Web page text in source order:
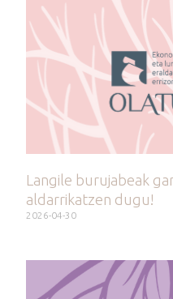
Langile burujabeak
aldarrikatzen dugu!
2026-04-30